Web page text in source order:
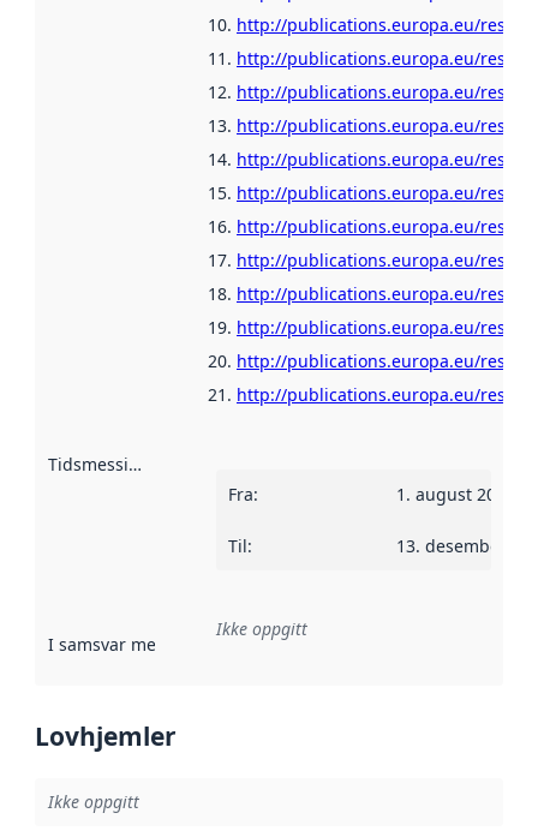
http://publications.europa.eu/
http://publications.europa.eu/
http://publications.europa.eu/
http://publications.europa.eu/
http://publications.europa.eu/
http://publications.europa.eu/
http://publications.europa.eu/
http://publications.europa.eu/
http://publications.europa.eu/
http://publications.europa.eu/
http://publications.europa.eu/
http://publications.europa.eu/
Tidsmessig avgrensning
Fra: 1. august 2014
Til: 13. desember
I samsvar med Referanse til en implementasjonsregel
Ikke oppgitt
Lovhjemler
Ikke oppgitt